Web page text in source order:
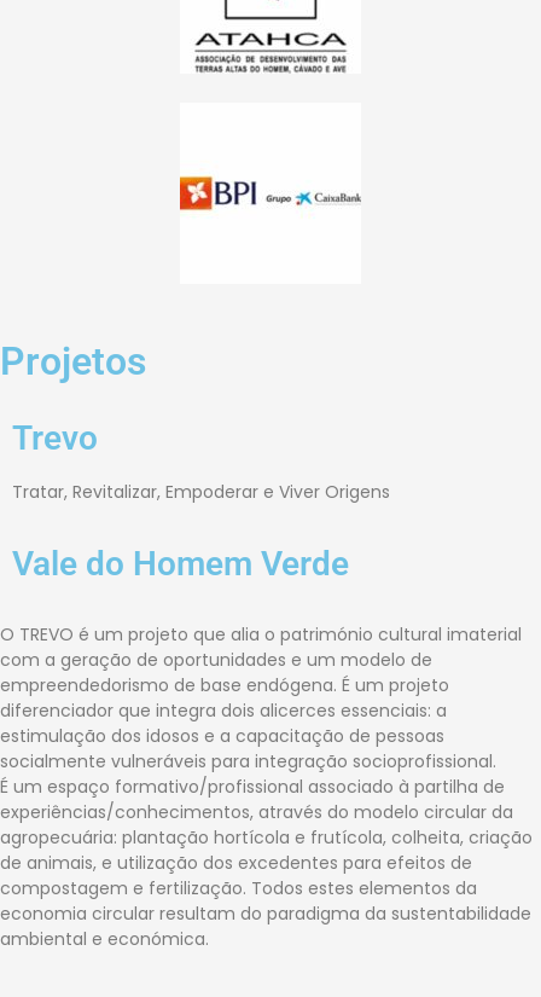
Projetos
Trevo
Tratar, Revitalizar, Empoderar e Viver Origens
Vale do Homem Verde
O TREVO é um projeto que alia o património cultural imaterial
com a geração de oportunidades e um modelo de
empreendedorismo de base endógena. É um projeto
diferenciador que integra dois alicerces essenciais: a
estimulação dos idosos e a capacitação de pessoas
socialmente vulneráveis para integração socioprofissional.
É um espaço formativo/profissional associado à partilha de
experiências/conhecimentos, através do modelo circular da
agropecuária: plantação hortícola e frutícola, colheita, criação
de animais, e utilização dos excedentes para efeitos de
compostagem e fertilização. Todos estes elementos da
economia circular resultam do paradigma da sustentabilidade
ambiental e económica.